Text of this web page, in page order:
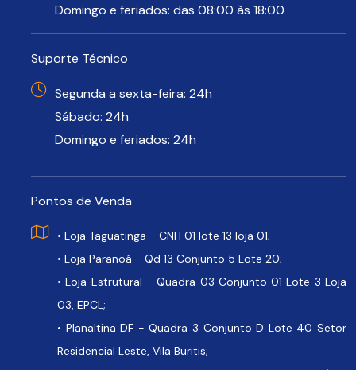
Domingo e feriados: das 08:00 às 18:00
Suporte Técnico
Segunda a sexta-feira: 24h
Sábado: 24h
Domingo e feriados: 24h
Pontos de Venda
• Loja Taguatinga - CNH 01 lote 13 loja 01;
• Loja Paranoá - Qd 13 Conjunto 5 Lote 20;
• Loja Estrutural - Quadra 03 Conjunto 01 Lote 3 Loja
03, EPCL;
• Planaltina DF - Quadra 3 Conjunto D Lote 40 Setor
Residencial Leste, Vila Buritis;